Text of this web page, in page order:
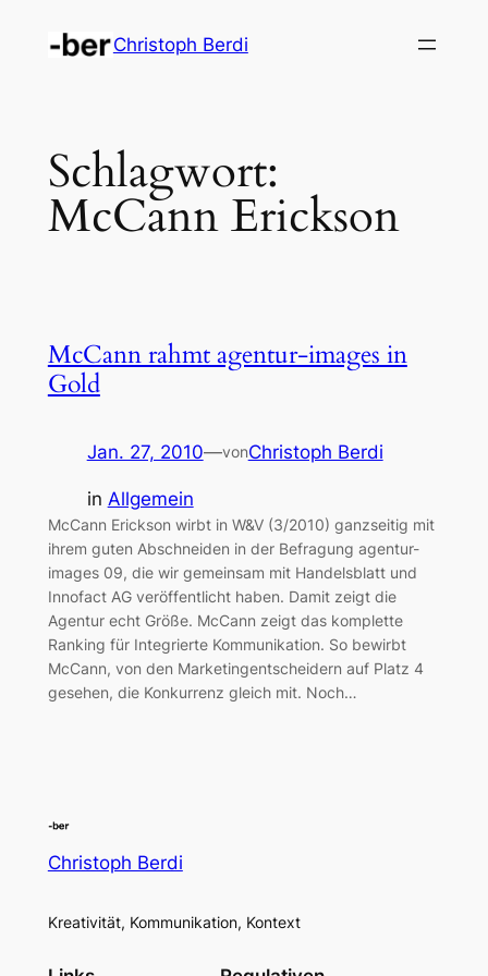
Inhalt
Christoph Berdi
Schlagwort:
McCann Erickson
McCann rahmt agentur-images in
Gold
Jan. 27, 2010—vonChristoph Berdi
in Allgemein
McCann Erickson wirbt in W&V (3/2010) ganzseitig mit
ihrem guten Abschneiden in der Befragung agentur-
images 09, die wir gemeinsam mit Handelsblatt und
Innofact AG veröffentlicht haben. Damit zeigt die
Agentur echt Größe. McCann zeigt das komplette
Ranking für Integrierte Kommunikation. So bewirbt
McCann, von den Marketingentscheidern auf Platz 4
gesehen, die Konkurrenz gleich mit. Noch…
Christoph Berdi
Kreativität, Kommunikation, Kontext